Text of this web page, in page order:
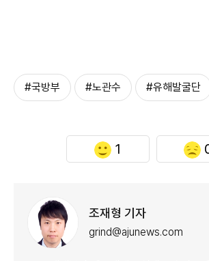
#국방부 #노관수 #유해발굴단
1
조재형 기자
grind@ajunews.com